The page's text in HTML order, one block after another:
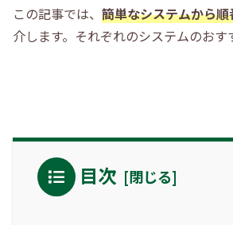
この記事では、 簡単なシステムから順
介します。それぞれのシステムのおす
目次